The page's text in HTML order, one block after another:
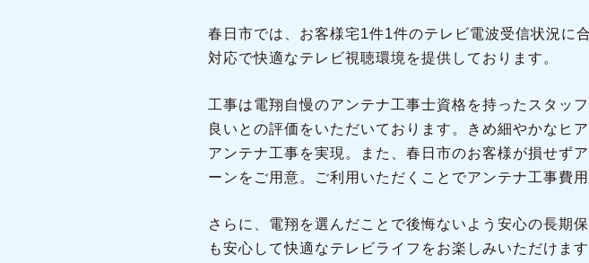
春日市では、お客様宅1件1件のテレビ電波受信状況に
対応で快適なテレビ視聴環境を提供しております。
工事は電翔自慢のアンテナ工事士資格を持ったスタッ
良いとの評価をいただいております。きめ細やかなヒ
アンテナ工事を実現。また、春日市のお客様が損せず
ーンをご用意。ご利用いただくことでアンテナ工事費
さらに、電翔を選んだことで後悔ないよう安心の長期
も安心して快適なテレビライフをお楽しみいただけま